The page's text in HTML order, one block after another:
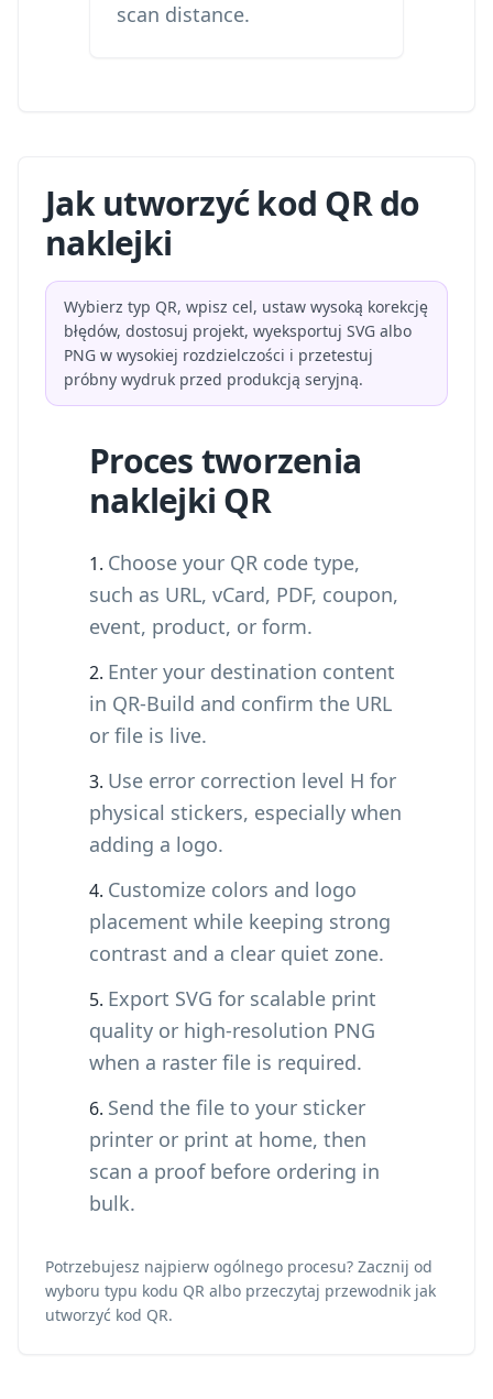
scan distance.
Jak utworzyć kod QR do
naklejki
Wybierz typ QR, wpisz cel, ustaw wysoką korekcję
błędów, dostosuj projekt, wyeksportuj SVG albo
PNG w wysokiej rozdzielczości i przetestuj
próbny wydruk przed produkcją seryjną.
Proces tworzenia
naklejki QR
Choose your QR code type,
such as URL, vCard, PDF, coupon,
event, product, or form.
Enter your destination content
in QR-Build and confirm the URL
or file is live.
Use error correction level H for
physical stickers, especially when
adding a logo.
Customize colors and logo
placement while keeping strong
contrast and a clear quiet zone.
Export SVG for scalable print
quality or high-resolution PNG
when a raster file is required.
Send the file to your sticker
printer or print at home, then
scan a proof before ordering in
bulk.
Potrzebujesz najpierw ogólnego procesu? Zacznij od
wyboru typu kodu QR albo przeczytaj przewodnik jak
utworzyć kod QR.